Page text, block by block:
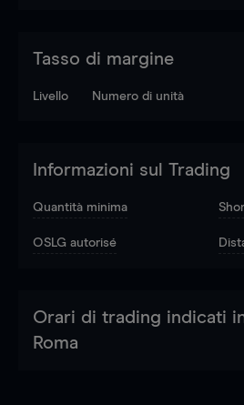
Tasso di margine
Livello Numero di unità
Informazioni sul Trading
Quantità minima
OSLG autorisé
Orari di trading indicati
Roma